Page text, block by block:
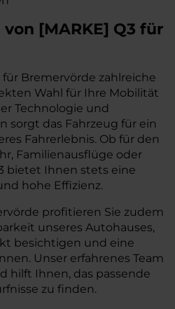
von [MARKE] Q3 für
Bremervörde zahlreiche
Wahl für Ihre Mobilität
Technologie und
sorgt das Fahrzeug für ein
Fahrerlebnis. Ob für den
Familienausflüge oder
bietet Ihnen stets eine
hohe Effizienz.
profitieren Sie zudem
unseres Autohauses,
besichtigen und eine
Unser erfahrenes Team
hilft Ihnen, das passende
zu finden.